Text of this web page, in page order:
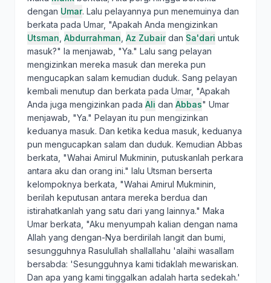
dengan Umar. Lalu pelayannya pun menemuinya dan
berkata pada Umar, "Apakah Anda mengizinkan
Utsman Abdurrahman Az Zubairdan Sa'dari untuk
masuk?" Ia menjawab, "Ya." Lalu sang pelayan
mengizinkan mereka masuk dan mereka pun
mengucapkan salam kemudian duduk. Sang pelayan
kembali menutup dan berkata pada Umar, "Apakah
Anda juga mengizinkan pada Ali dan Abbas" Umar
menjawab, "Ya." Pelayan itu pun mengizinkan
keduanya masuk. Dan ketika kedua masuk, keduanya
pun mengucapkan salam dan duduk. Kemudian Abbas
berkata, "Wahai Amirul Mukminin, putuskanlah perkara
antara aku dan orang ini." lalu Utsman berserta
kelompoknya berkata, "Wahai Amirul Mukminin,
berilah keputusan antara mereka berdua dan
istirahatkanlah yang satu dari yang lainnya." Maka
Umar berkata, "Aku menyumpah kalian dengan nama
Allah yang dengan-Nya berdirilah langit dan bumi,
sesungguhnya Rasulullah shallallahu 'alaihi wasallam
bersabda: 'Sesungguhnya kami tidaklah mewariskan.
Dan apa yang kami tinggalkan adalah harta sedekah.'